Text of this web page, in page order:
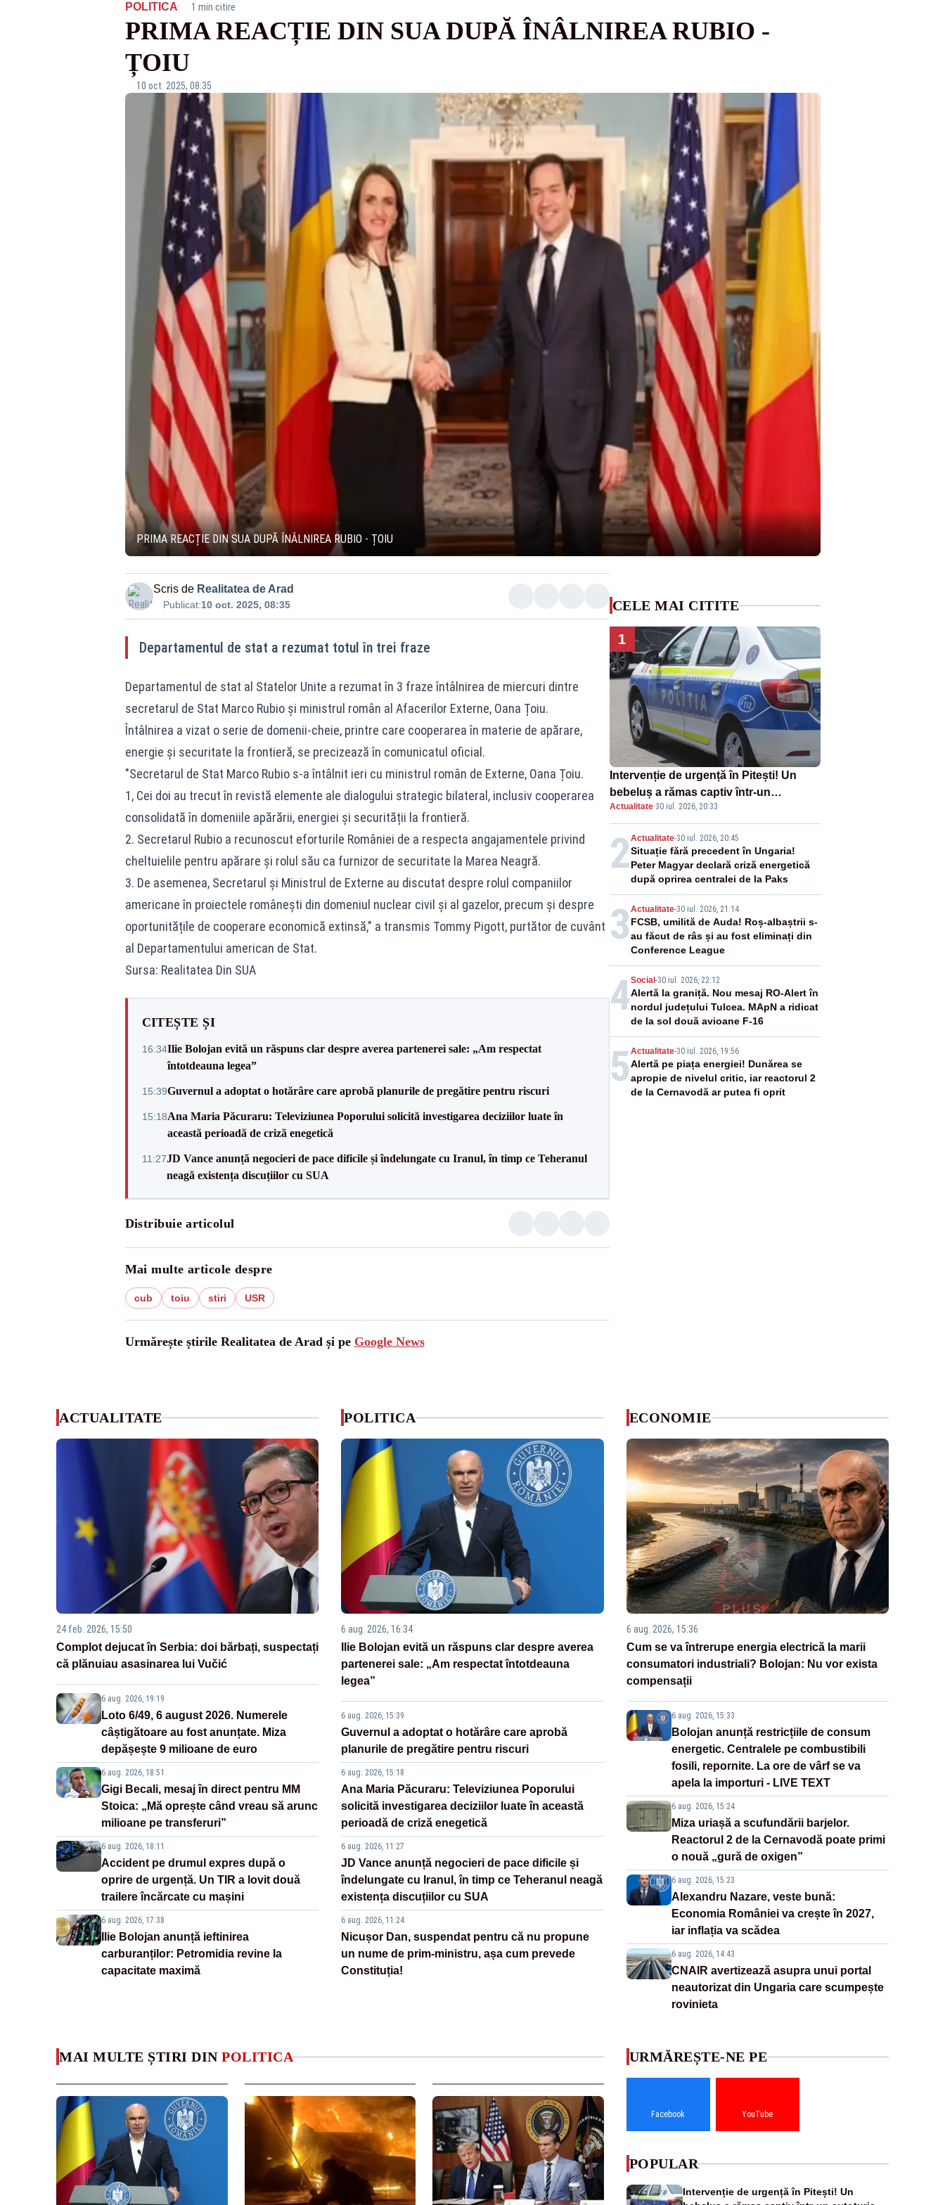
POLITICA· 1 min citire
PRIMA REACȚIE DIN SUA DUPĂ ÎNÂLNIREA RUBIO -
ȚOIU
10 oct. 2025, 08:35
PRIMA REACȚIE DIN SUA DUPĂ ÎNÂLNIREA RUBIO - ȚOIU
Scris de Realitatea de Arad
Publicat:10 oct. 2025, 08:35
Departamentul de stat a rezumat totul în trei fraze
Departamentul de stat al Statelor Unite a rezumat în 3 fraze întâlnirea de miercuri dintre
secretarul de Stat Marco Rubio și ministrul român al Afacerilor Externe, Oana Țoiu.
Întâlnirea a vizat o serie de domenii-cheie, printre care cooperarea în materie de apărare,
energie și securitate la frontieră, se precizează în comunicatul oficial.
"Secretarul de Stat Marco Rubio s-a întâlnit ieri cu ministrul român de Externe, Oana Țoiu.
1, Cei doi au trecut în revistă elemente ale dialogului strategic bilateral, inclusiv cooperarea
consolidată în domeniile apărării, energiei și securității la frontieră.
2. Secretarul Rubio a recunoscut eforturile României de a respecta angajamentele privind
cheltuielile pentru apărare și rolul său ca furnizor de securitate la Marea Neagră.
3. De asemenea, Secretarul și Ministrul de Externe au discutat despre rolul companiilor
americane în proiectele românești din domeniul nuclear civil și al gazelor, precum și despre
oportunitățile de cooperare economică extinsă," a transmis Tommy Pigott, purtător de cuvânt
al Departamentului american de Stat.
Sursa: Realitatea Din SUA
CITEȘTE ȘI
16:34Ilie Bolojan evită un răspuns clar despre averea partenerei sale: „Am respectat
întotdeauna legea”
15:39Guvernul a adoptat o hotărâre care aprobă planurile de pregătire pentru riscuri
15:18Ana Maria Păcuraru: Televiziunea Poporului solicită investigarea deciziilor luate în
această perioadă de criză enegetică
11:27JD Vance anunță negocieri de pace dificile și îndelungate cu Iranul, în timp ce Teheranul
neagă existența discuțiilor cu SUA
Distribuie articolul
Mai multe articole despre
cub toiu stiri USR
Urmărește știrile Realitatea de Arad și pe Google News
CELE MAI CITITE
1
Intervenție de urgență în Pitești! Un
bebeluș a rămas captiv într-un
autoturism din cauza unei defecțiuni
Actualitate·30 iul. 2026, 20:33
2Actualitate-30 iul. 2026, 20:45
Situație fără precedent în Ungaria!
Peter Magyar declară criză energetică
după oprirea centralei de la Paks
3 Actualitate-30 iul. 2026, 21:14
FCSB, umilită de Auda! Roș-albaștrii s-
au făcut de râs și au fost eliminați din
Conference League
4Social -30 iul. 2026, 22:12
Alertă la graniță. Nou mesaj RO-Alert în
nordul județului Tulcea. MApN a ridicat
de la sol două avioane F-16
5 Actualitate-30 iul. 2026, 19:56
Alertă pe piața energiei! Dunărea se
apropie de nivelul critic, iar reactorul 2
de la Cernavodă ar putea fi oprit
ACTUALITATE
24 feb. 2026, 15:50
Complot dejucat în Serbia: doi bărbați, suspectați
că plănuiau asasinarea lui Vučić
6 aug. 2026, 19:19
Loto 6/49, 6 august 2026. Numerele
câștigătoare au fost anunțate. Miza
depășește 9 milioane de euro
6 aug. 2026, 18:51
Gigi Becali, mesaj în direct pentru MM
Stoica: „Mă oprește când vreau să arunc
milioane pe transferuri”
6 aug. 2026, 18:11
Accident pe drumul expres după o
oprire de urgență. Un TIR a lovit două
trailere încărcate cu mașini
6 aug. 2026, 17:38
Ilie Bolojan anunță ieftinirea
carburanților: Petromidia revine la
capacitate maximă
POLITICA
6 aug. 2026, 16:34
Ilie Bolojan evită un răspuns clar despre averea
partenerei sale: „Am respectat întotdeauna
legea”
6 aug. 2026, 15:39
Guvernul a adoptat o hotărâre care aprobă
planurile de pregătire pentru riscuri
6 aug. 2026, 15:18
Ana Maria Păcuraru: Televiziunea Poporului
solicită investigarea deciziilor luate în această
perioadă de criză enegetică
6 aug. 2026, 11:27
JD Vance anunță negocieri de pace dificile și
îndelungate cu Iranul, în timp ce Teheranul neagă
existența discuțiilor cu SUA
6 aug. 2026, 11:24
Nicușor Dan, suspendat pentru că nu propune
un nume de prim-ministru, așa cum prevede
Constituția!
ECONOMIE
6 aug. 2026, 15:36
Cum se va întrerupe energia electrică la marii
consumatori industriali? Bolojan: Nu vor exista
compensații
6 aug. 2026, 15:33
Bolojan anunță restricțiile de consum
energetic. Centralele pe combustibili
fosili, repornite. La ore de vârf se va
apela la importuri - LIVE TEXT
6 aug. 2026, 15:24
Miza uriașă a scufundării barjelor.
Reactorul 2 de la Cernavodă poate primi
o nouă „gură de oxigen”
6 aug. 2026, 15:23
Alexandru Nazare, veste bună:
Economia României va crește în 2027,
iar inflația va scădea
6 aug. 2026, 14:43
CNAIR avertizează asupra unui portal
neautorizat din Ungaria care scumpește
rovinieta
MAI MULTE ȘTIRI DIN POLITICA URMĂREȘTE-NE PE
Facebook YouTube
POPULAR
Intervenție de urgență în Pitești! Un